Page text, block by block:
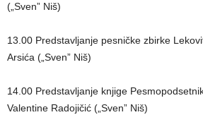
(„Sven” Niš)
13.00 Predstavljanje pesničke zbirke
Arsića („Sven” Niš)
14.00 Predstavljanje knjige
Valentine Radojičić („Sven” Niš)